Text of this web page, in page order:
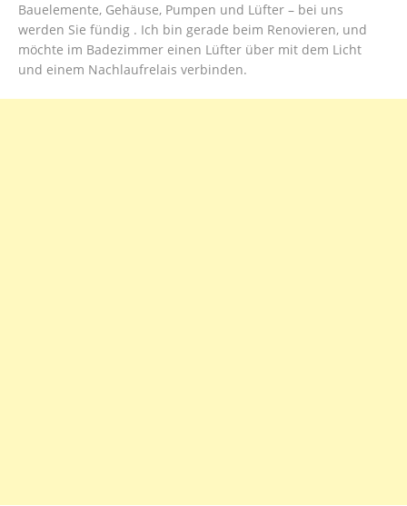
Bauelemente, Gehäuse, Pumpen und Lüfter – bei uns
werden Sie fündig . Ich bin gerade beim Renovieren, und
möchte im Badezimmer einen Lüfter über mit dem Licht
und einem Nachlaufrelais verbinden.